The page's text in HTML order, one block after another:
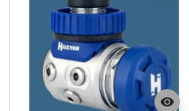
visibility